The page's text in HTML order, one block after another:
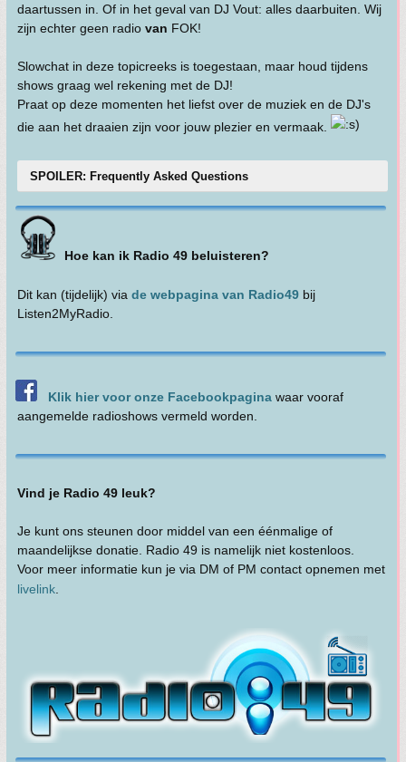
daartussen in. Of in het geval van DJ Vout: alles daarbuiten. Wij
zijn echter geen radio van FOK!
Slowchat in deze topicreeks is toegestaan, maar houd tijdens
shows graag wel rekening met de DJ!
Praat op deze momenten het liefst over de muziek en de DJ's
die aan het draaien zijn voor jouw plezier en vermaak.
SPOILER: Frequently Asked Questions
Hoe kan ik Radio 49 beluisteren?
Dit kan (tijdelijk) via de webpagina van Radio49 bij
Listen2MyRadio.
Klik hier voor onze Facebookpagina waar vooraf
aangemelde radioshows vermeld worden.
Vind je Radio 49 leuk?
Je kunt ons steunen door middel van een éénmalige of
maandelijkse donatie. Radio 49 is namelijk niet kostenloos.
Voor meer informatie kun je via DM of PM contact opnemen met
livelink